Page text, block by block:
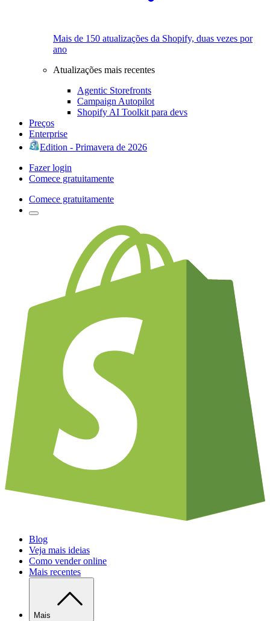
Mais de 150 atualizações da Shopify, duas vezes por
ano
Atualizações mais recentes
Agentic Storefronts
Campaign Autopilot
Shopify AI Toolkit para devs
Preços
Enterprise
Edition - Primavera de 2026
Fazer login
Comece gratuitamente
Comece gratuitamente
Blog
Veja mais ideias
Como vender online
Mais recentes
Mais